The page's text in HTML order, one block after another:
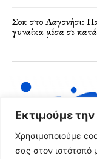
Εκτιμούμε
Χρησιμοποιούμε
σας στον ιστότοπό
Σοκ στο Λαγονήσι:
γυναίκα μέσα σε